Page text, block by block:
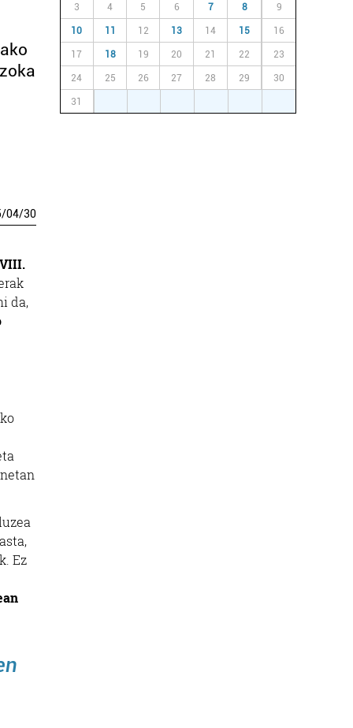
/04/30
da,
Ez
3 4 5 6 7 8 9
10 11 12 13 14 15 16
17 18 19 20 21 22 23
24 25 26 27 28 29 30
31